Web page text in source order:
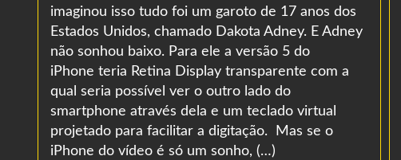
imaginou isso tudo foi um garoto de 17 anos dos
Estados Unidos, chamado Dakota Adney. E Adney
não sonhou baixo. Para ele a versão 5 do
iPhone teria Retina Display transparente com a
qual seria possível ver o outro lado do
smartphone através dela e um teclado virtual
projetado para facilitar a digitação. Mas se o
iPhone do vídeo é só um sonho, (…)